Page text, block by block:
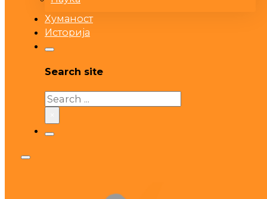
Хуманост
Историја
Search site
Search